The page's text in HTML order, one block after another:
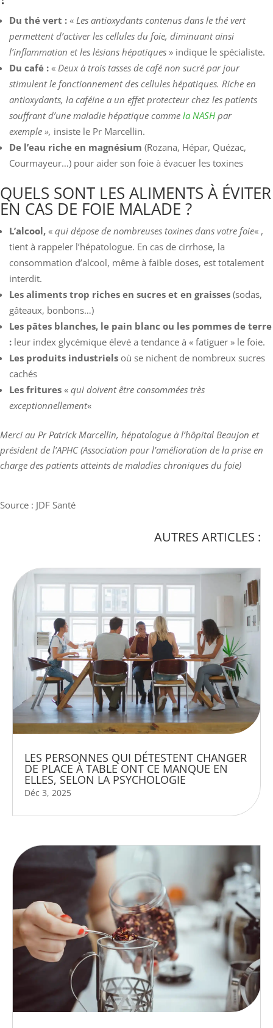
Du thé vert : « Les antioxydants contenus dans le thé vert
permettent d’activer les cellules du foie, diminuant ainsi
l’inflammation et les lésions hépatiques » indique le spécialiste.
Du café : « Deux à trois tasses de café non sucré par jour
stimulent le fonctionnement des cellules hépatiques. Riche en
antioxydants, la caféine a un effet protecteur chez les patients
souffrant d’une maladie hépatique comme la NASHpar
exemple », insiste le Pr Marcellin.
De l’eau riche en magnésium (Rozana, Hépar, Quézac,
Courmayeur…) pour aider son foie à évacuer les toxines
QUELS SONT LES ALIMENTS À ÉVITER
EN CAS DE FOIE MALADE ?
L’alcool, « qui dépose de nombreuses toxines dans votre foie« ,
tient à rappeler l’hépatologue. En cas de cirrhose, la
consommation d’alcool, même à faible doses, est totalement
interdit.
Les aliments trop riches en sucres et en graisses (sodas,
gâteaux, bonbons…)
Les pâtes blanches, le pain blanc ou les pommes de terre
: leur index glycémique élevé a tendance à « fatiguer » le foie.
Les produits industriels où se nichent de nombreux sucres
cachés
Les fritures « qui doivent être consommées très
exceptionnellement«
Merci au Pr Patrick Marcellin, hépatologue à l’hôpital Beaujon et
président de l’APHC (Association pour l’amélioration de la prise en
charge des patients atteints de maladies chroniques du foie)
Source : JDF Santé
AUTRES ARTICLES :
LES PERSONNES QUI DÉTESTENT CHANGER
DE PLACE À TABLE ONT CE MANQUE EN
ELLES, SELON LA PSYCHOLOGIE
Déc 3, 2025